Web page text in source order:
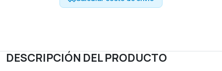
DESCRIPCIÓN DEL PRODUCTO